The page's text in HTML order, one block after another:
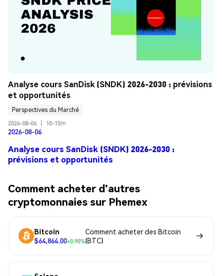
Analyse cours SanDisk (SNDK) 2026-2030 : prévisions
et opportunités
Perspectives du Marché
2026-08-06
10-15m
2026-08-06
Analyse cours SanDisk (SNDK) 2026-2030 :
prévisions et opportunités
Comment acheter d'autres
cryptomonnaies sur Phemex
Bitcoin
$64,864.00+0.90%
Comment acheter des Bitcoin
(BTC)